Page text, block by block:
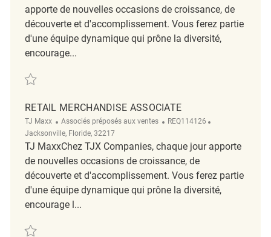
apporte de nouvelles occasions de croissance, de
découverte et d'accomplissement. Vous ferez partie
d'une équipe dynamique qui prône la diversité,
encourage...
Sauvegarder retail merchandise associate REQ141430
RETAIL MERCHANDISE ASSOCIATE
TJ Maxx Catégorie
Associés préposés aux ventes ReqId
REQ114126
Jacksonville, Floride, 32217
TJ MaxxChez TJX Companies, chaque jour apporte
de nouvelles occasions de croissance, de
découverte et d'accomplissement. Vous ferez partie
d'une équipe dynamique qui prône la diversité,
encourage l...
Sauvegarder Retail Merchandise Associate REQ114126